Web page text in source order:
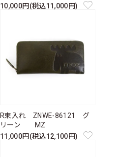
10,000円(税込11,000円)
R束入れ ZNWE-86121 グ
リーン MZ
11,000円(税込12,100円)